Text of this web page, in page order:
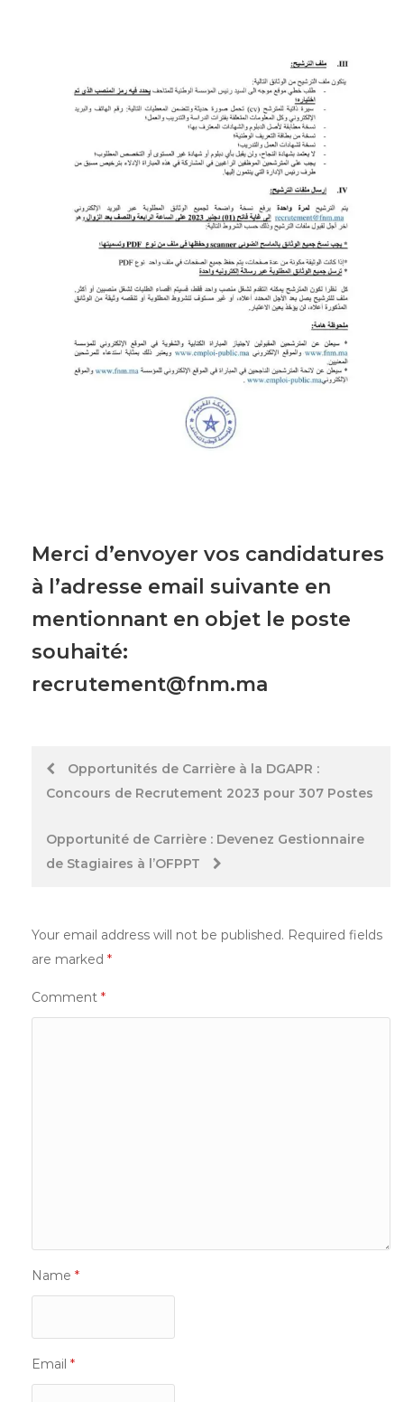
Merci d’envoyer vos candidatures
à l’adresse email suivante en
mentionnant en objet le poste
souhaité:
recrutement@fnm.ma
PostOpportunités de Carrière à la DGAPR :
Concours de Recrutement 2023 pour 307 Postes
Opportunité de Carrière : Devenez Gestionnaire
de Stagiaires à l’OFPPT
Your email address will not be published. Required fields
are marked *
Comment *
Name *
Email *